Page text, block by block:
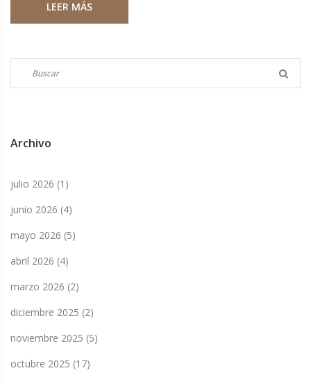
LEER MÁS
Archivo
julio 2026 (1)
junio 2026 (4)
mayo 2026 (5)
abril 2026 (4)
marzo 2026 (2)
diciembre 2025 (2)
noviembre 2025 (5)
octubre 2025 (17)